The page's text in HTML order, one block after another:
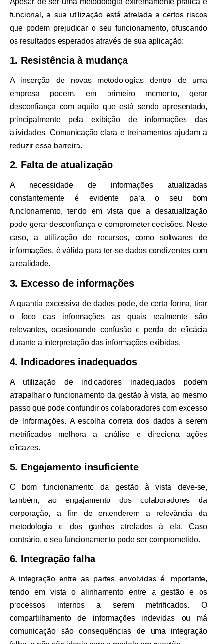
funcional, a sua utilização está atrelada a certos riscos
que podem prejudicar o seu funcionamento, ofuscando
os resultados esperados através de sua aplicação:
1. Resistência à mudança
A inserção de novas metodologias dentro de uma
empresa podem, em primeiro momento, gerar
desconfiança com aquilo que está sendo apresentado,
principalmente pela exibição de informações das
atividades. Comunicação clara e treinamentos ajudam a
reduzir essa barreira.
2. Falta de atualização
A necessidade de informações atualizadas
constantemente é evidente para o seu bom
funcionamento, tendo em vista que a desatualização
pode gerar desconfiança e comprometer decisões. Neste
caso, a utilização de recursos, como softwares de
informações, é válida para ter-se dados condizentes com
a realidade.
3. Excesso de informações
A quantia excessiva de dados pode, de certa forma, tirar
o foco das informações as quais realmente são
relevantes, ocasionando confusão e perda de eficácia
durante a interpretação das informações exibidas.
4. Indicadores inadequados
A utilização de indicadores inadequados podem
atrapalhar o funcionamento da gestão à vista, ao mesmo
passo que pode confundir os colaboradores com excesso
de informações. A escolha correta dos dados a serem
metrificados melhora a análise e direciona ações
eficazes.
5. Engajamento insuficiente
O bom funcionamento da gestão à vista deve-se,
também, ao engajamento dos colaboradores da
corporação, a fim de entenderem a relevância da
metodologia e dos ganhos atrelados à ela. Caso
contrário, o seu funcionamento pode ser comprometido.
6. Integração falha
A integração entre as partes envolvidas é importante,
tendo em vista o alinhamento entre a gestão e os
processos internos a serem metrificados. O
compartilhamento de informações indevidas ou má
comunicação são consequências de uma integração